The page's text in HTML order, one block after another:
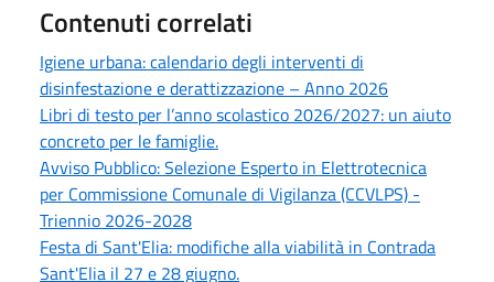
Contenuti correlati
Igiene urbana: calendario degli interventi di
disinfestazione e derattizzazione – Anno 2026
Libri di testo per l’anno scolastico 2026/2027: un aiuto
concreto per le famiglie.
Avviso Pubblico: Selezione Esperto in Elettrotecnica
per Commissione Comunale di Vigilanza (CCVLPS) -
Triennio 2026-2028
Festa di Sant'Elia: modifiche alla viabilità in Contrada
Sant'Elia il 27 e 28 giugno.